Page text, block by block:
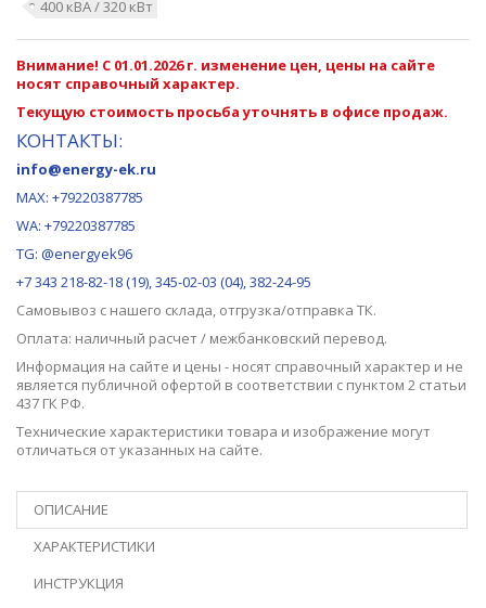
400 кВА / 320 кВт
Внимание! С 01.01.2026 г. изменение цен, цены на сайте
носят справочный характер.
Текущую стоимость просьба уточнять в офисе продаж.
КОНТАКТЫ:
info@energy-ek.ru
MAX: +79220387785
WA: +79220387785
TG: @energyek96
+7 343 218-82-18 (19), 345-02-03 (04), 382-24-95
Самовывоз с нашего склада, отгрузка/отправка ТК.
Оплата: наличный расчет / межбанковский перевод.
Информация на сайте и цены - носят справочный характер и не
является публичной офертой в соответствии с пунктом 2 статьи
437 ГК РФ.
Технические характеристики товара и изображение могут
отличаться от указанных на сайте.
ОПИСАНИЕ
ХАРАКТЕРИСТИКИ
ИНСТРУКЦИЯ